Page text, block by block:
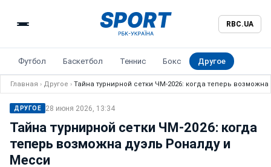
RBC.UA
Футбол Баскетбол Теннис Бокс Другое
Главная › Другое › Тайна турнирной сетки ЧМ-2026: когда теперь
ДРУГОЕ 28 июня 2026, 13:34
Тайна турнирной сетки ЧМ-2026: когда
теперь возможна дуэль Роналду и
Месси